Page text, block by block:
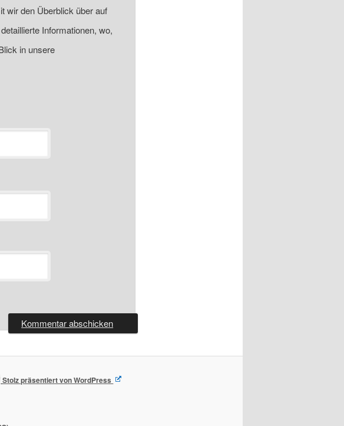
wir den Überblick über auf
Informationen, wo,
in unsere
Stolz präsentiert von WordPress